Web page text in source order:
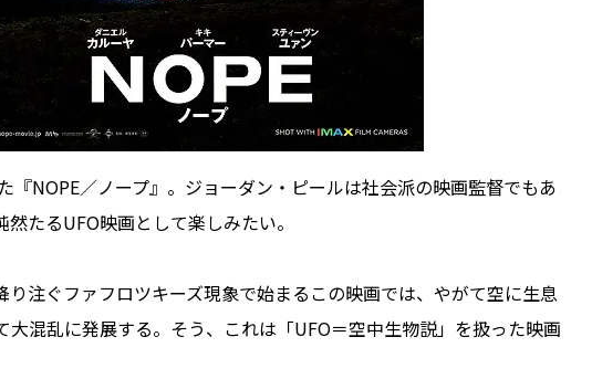
『NOPE／ノープ』。ジョーダン・ピールは社会派の映画監督でもあ
たるUFO映画として楽しみたい。
注ぐファフロツキーズ現象で始まるこの映画では、やがて空に生息
大混乱に発展する。そう、これは「UFO＝空中生物説」を扱った映画